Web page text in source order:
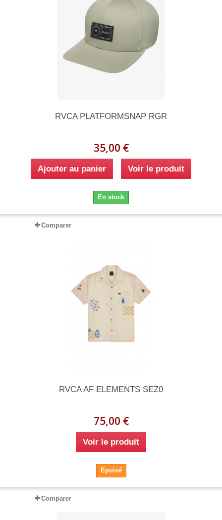
RVCA PLATFORMSNAP RGR
35,00 €
Ajouter au panier Voir le produit
En stock
Comparer
RVCA AF ELEMENTS SEZ0
75,00 €
Voir le produit
Epuisé
Comparer